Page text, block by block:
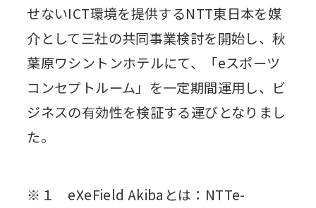
せないICT環境を提供するNTT東日本を媒
介として三社の共同事業検討を開始し、秋
葉原ワシントンホテルにて、「eスポーツ
コンセプトルーム」を一定期間運用し、ビ
ジネスの有効性を検証する運びとなりまし
た。
※１ eXeField Akibaとは：NTTe-